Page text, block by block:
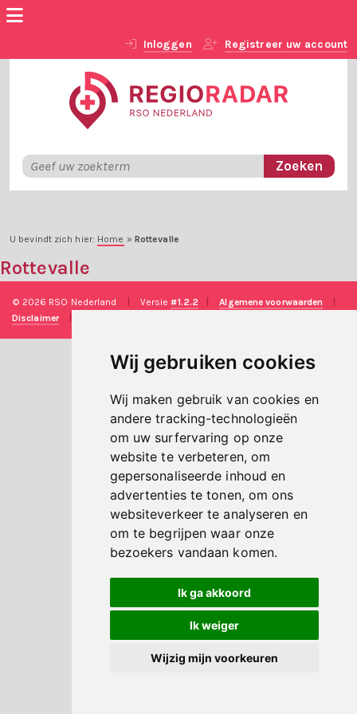
Wij gebruiken cookies
Wij maken gebruik van cookies en
andere tracking-technologieën
om uw surfervaring op onze
website te verbeteren, om
gepersonaliseerde inhoud en
advertenties te tonen, om ons
websiteverkeer te analyseren en
om te begrijpen waar onze
bezoekers vandaan komen.
Ik ga akkoord
Ik weiger
Wijzig mijn voorkeuren
Inloggen Registreer uw account
U bevindt zich hier: Home » Rottevalle
Rottevalle
© 2026 RSO Nederland Versie#1.2.2 Algemene voorwaarden
Disclaimer